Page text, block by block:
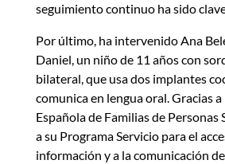
seguimiento continuo ha sido
Por último, ha intervenido Ana
Daniel, un niño de 11 años con
bilateral, que usa dos implantes
comunica en lengua oral. Gracias
Española de Familias de Personas
a su Programa Servicio para el
información y a la comunicación